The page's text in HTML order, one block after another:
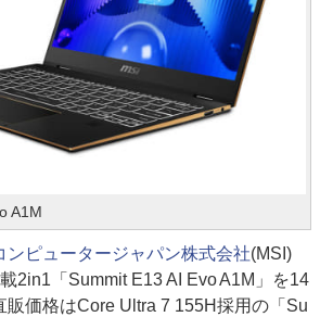
A1M
ンピュータージャパン株式会社(MSI)
2in1「Summit E13 AI Evo A1M」を14
販価格はCore Ultra 7 155H採用の「Su